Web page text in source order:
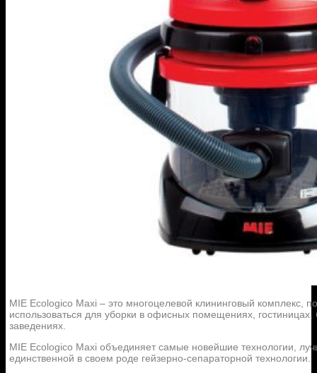
MIE Ecologico Maxi – это многоцелевой клининговый комплекс,
использоваться для уборки в офисных помещениях,
заведениях.
MIE Ecologico Maxi объединяет самые новейшие технологии,
единственной в своем роде гейзерно-сепараторной технологии.